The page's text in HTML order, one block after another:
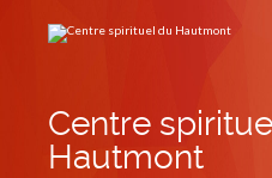
contenu.
Centre
Hautmont